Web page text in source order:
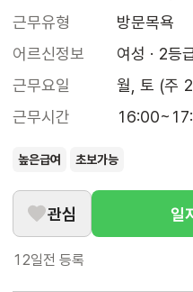
근무유형
방문목욕
어르신정보
여성 · 2등
근무요일
월, 토 (주
근무시간
높은급여 초보가능
관심 일
12일전 등록